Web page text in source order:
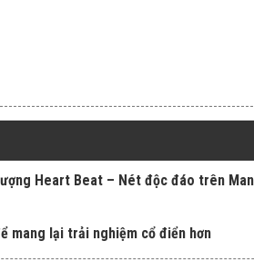
Heart Beat – Nét độc đáo trên
mang lại trải nghiệm cổ điển hơn